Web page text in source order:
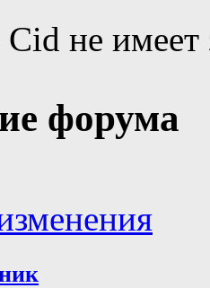
не имеет
форума